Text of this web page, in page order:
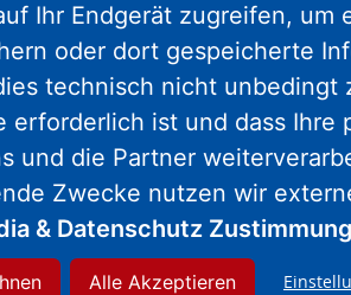
eignen. Dort
Mietwohnungen
Quartieren
Der
(drei Vollgeschosse
gute Infrastruktur
Kriterien.
Ihr Endgerät zugreifen, um
oder dort gespeicherte
technisch nicht unbedingt
erforderlich ist und dass Ihre
und die Partner
Zwecke nutzen wir
& Datenschutz
Alle Akzeptieren